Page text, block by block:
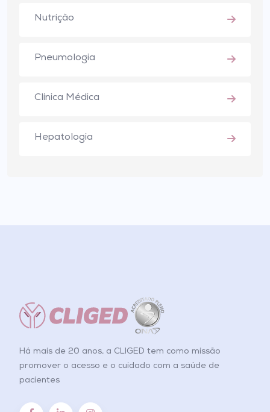
Nutrição
Pneumologia
Clínica Médica
Hepatologia
Há mais de 20 anos, a CLIGED tem como missão
promover o acesso e o cuidado com a saúde de
pacientes